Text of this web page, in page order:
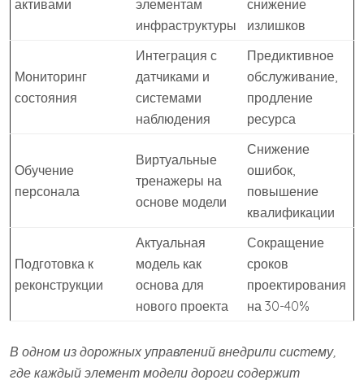
активами
элементам
инфраструктуры
снижение
излишков
Мониторинг
состояния
Интеграция с
датчиками и
системами
наблюдения
Предиктивное
обслуживание,
продление
ресурса
Обучение
персонала
Виртуальные
тренажеры на
основе модели
Снижение
ошибок,
повышение
квалификации
Подготовка к
реконструкции
Актуальная
модель как
основа для
нового проекта
Сокращение
сроков
проектирования
на 30-40%
В одном из дорожных управлений внедрили систему,
где каждый элемент модели дороги содержит